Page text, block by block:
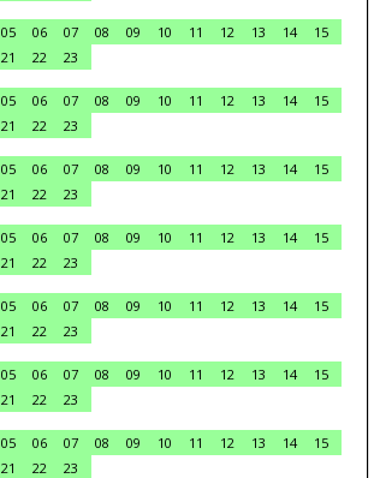
05 06 07 08 09 10 11 12 13 14
15
21 22
23
05 06 07 08 09 10 11 12 13 14
15
21 22
23
05 06 07 08 09 10 11 12 13 14
15
21 22
23
05 06 07 08 09 10 11 12 13 14
15
21 22
23
05 06 07 08 09 10 11 12 13 14
15
21 22
23
05 06 07 08 09 10 11 12 13 14
15
21 22
23
05 06 07 08 09 10 11 12 13 14
15
21 22
23